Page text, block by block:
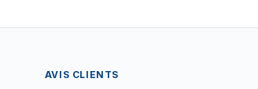
AVIS CLIENTS